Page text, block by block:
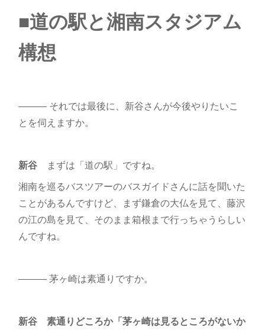
■道の駅と湘南スタジアム
構想
――― それでは最後に、新谷さんが今後やりたいこ
とを伺えますか。
新谷まずは「道の駅」ですね。
湘南を巡るバスツアーのバスガイドさんに話を聞いた
ことがあるんですけど、まず鎌倉の大仏を見て、藤沢
の江の島を見て、そのまま箱根まで行っちゃうらしい
んですね。
――― 茅ヶ崎は素通りですか。
新谷 素通りどころか「茅ヶ崎は見るところがないか